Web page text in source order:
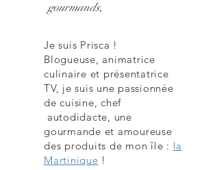
gourmands,
Je suis Prisca !
Blogueuse, animatrice
culinaire et présentatrice
TV, je suis une passionnée
de cuisine, chef
autodidacte, une
gourmande et amoureuse
des produits de mon île : la
Martinique !